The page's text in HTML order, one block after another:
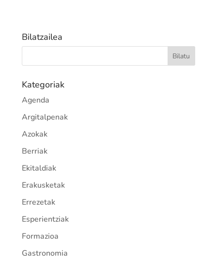
Bilatzailea
Kategoriak
Agenda
Argitalpenak
Azokak
Berriak
Ekitaldiak
Erakusketak
Errezetak
Esperientziak
Formazioa
Gastronomia